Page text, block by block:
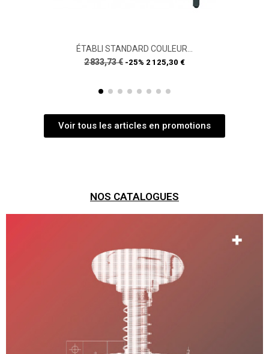
ÉTABLI STANDARD COULEUR...
Prix
base
2 833,73 € -25% Prix
2 125,30 €
Voir tous les articles en promotions
NOS CATALOGUES